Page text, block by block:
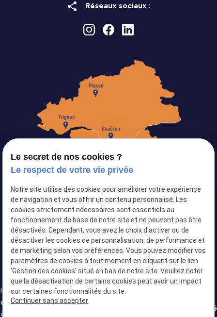
share Réseaux sociaux :
Siret : 82103434500024
Plan du site
Mentions légales
Politique de confidentialité
Gestion des cookies
à
Installation
Installation de
Installation
Le secret de nos cookies ?
Le respect de votre vie privée
Notre site utilise des cookies pour améliorer votre expérience
de navigation et vous offrir un contenu personnalisé. Les
cookies strictement nécessaires sont essentiels au
fonctionnement de base de notre site et ne peuvent pas être
désactivés. Cependant, vous avez le choix d'activer ou de
désactiver les cookies de personnalisation, de performance et
de marketing selon vos préférences. Vous pouvez modifier vos
paramètres de cookies à tout moment en cliquant sur le lien
'Gestion des cookies' situé en bas de notre site. Veuillez noter
que la désactivation de certains cookies peut avoir un impact
sur certaines fonctionnalités du site.
Continuer sans accepter